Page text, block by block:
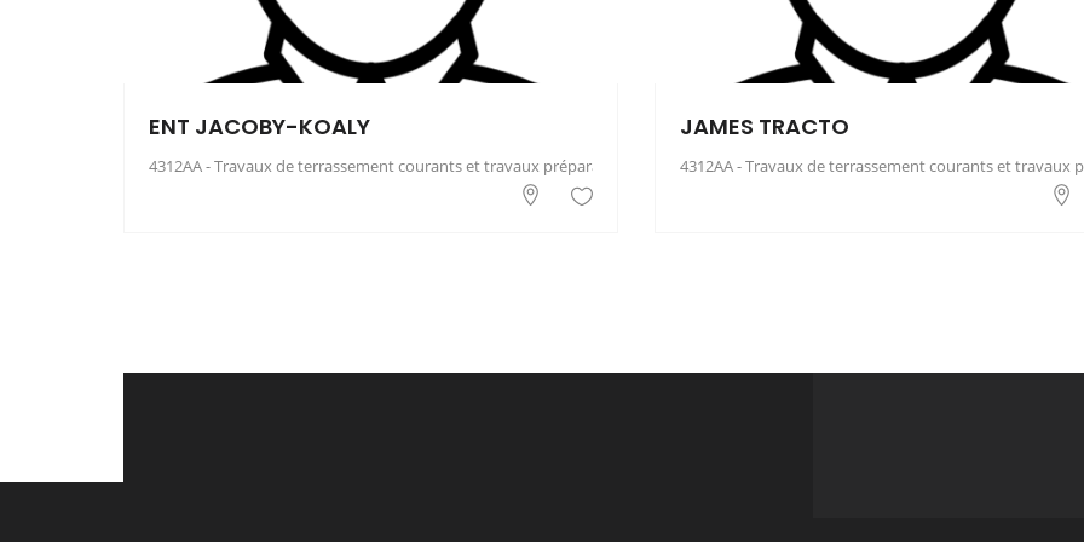
ENT JACOBY-KOALY
4312AA - Travaux de terrassement courants et travaux préparatoires
JAMES TRACTO
4312AA - Travaux de terrassement courants et travaux